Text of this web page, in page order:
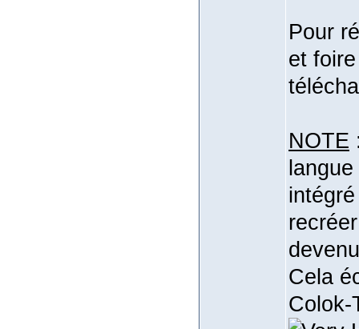
Pour
et
NOTE
Cela
Colok-